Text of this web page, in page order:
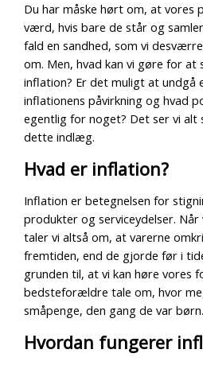
Du har måske hørt om, at vores
værd, hvis bare de står og
fald en sandhed, som vi
om. Men, hvad kan vi gøre for at
inflation? Er det muligt at undgå
inflationens påvirkning og hvad
egentlig for noget? Det ser vi alt
dette indlæg.
Hvad er inflation?
Inflation er betegnelsen for
produkter og serviceydelser.
taler vi altså om, at varerne
fremtiden, end de gjorde før i
grunden til, at vi kan høre vores
bedsteforældre tale om, hvor
småpenge, den gang de var børn.
Hvordan fungerer